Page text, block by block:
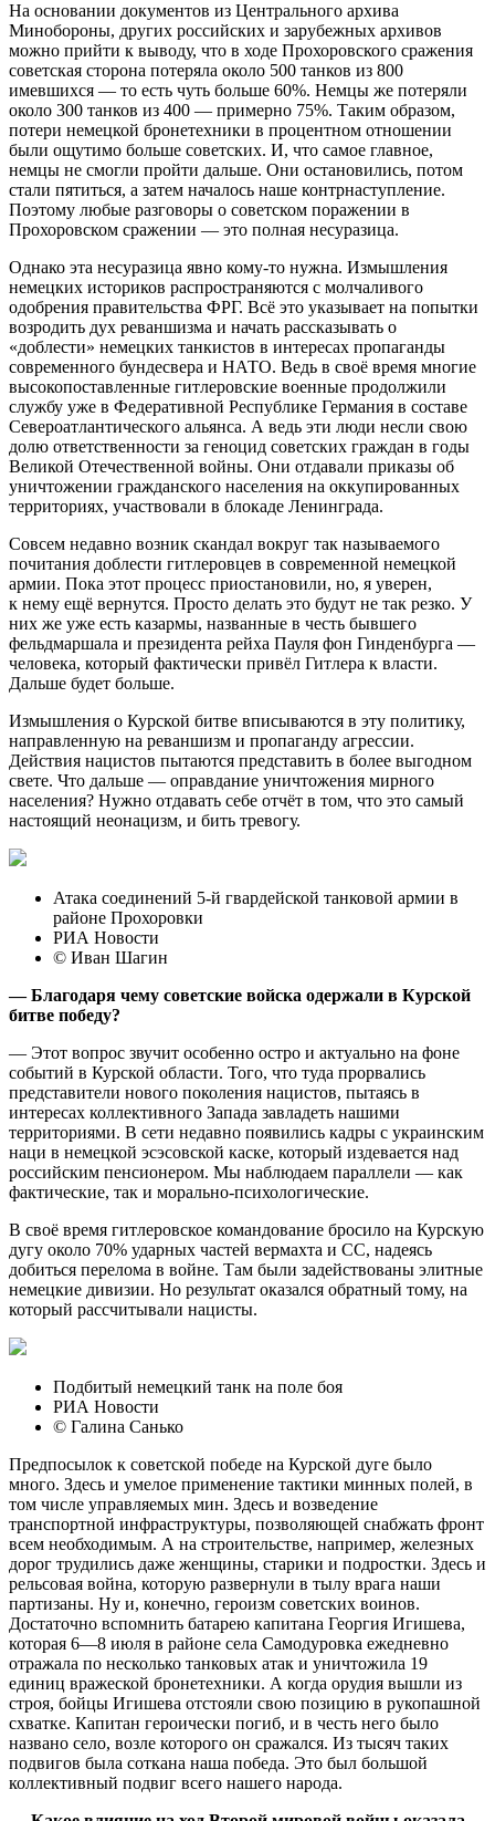
На основании документов из Центрального архива
Минобороны, других российских и зарубежных архивов
можно прийти к выводу, что в ходе Прохоровского сражения
советская сторона потеряла около 500 танков из 800
имевшихся — то есть чуть больше 60%. Немцы же потеряли
около 300 танков из 400 — примерно 75%. Таким образом,
потери немецкой бронетехники в процентном отношении
были ощутимо больше советских. И, что самое главное,
немцы не смогли пройти дальше. Они остановились, потом
стали пятиться, а затем началось наше контрнаступление.
Поэтому любые разговоры о советском поражении в
Прохоровском сражении — это полная несуразица.
Однако эта несуразица явно кому-то нужна. Измышления
немецких историков распространяются с молчаливого
одобрения правительства ФРГ. Всё это указывает на попытки
возродить дух реваншизма и начать рассказывать о
«доблести» немецких танкистов в интересах пропаганды
современного бундесвера и НАТО. Ведь в своё время многие
высокопоставленные гитлеровские военные продолжили
службу уже в Федеративной Республике Германия в составе
Североатлантического альянса. А ведь эти люди несли свою
долю ответственности за геноцид советских граждан в годы
Великой Отечественной войны. Они отдавали приказы об
уничтожении гражданского населения на оккупированных
территориях, участвовали в блокаде Ленинграда.
Совсем недавно возник скандал вокруг так называемого
почитания доблести гитлеровцев в современной немецкой
армии. Пока этот процесс приостановили, но, я уверен,
к нему ещё вернутся. Просто делать это будут не так резко. У
них же уже есть казармы, названные в честь бывшего
фельдмаршала и президента рейха Пауля фон Гинденбурга —
человека, который фактически привёл Гитлера к власти.
Дальше будет больше.
Измышления о Курской битве вписываются в эту политику,
направленную на реваншизм и пропаганду агрессии.
Действия нацистов пытаются представить в более выгодном
свете. Что дальше — оправдание уничтожения мирного
населения? Нужно отдавать себе отчёт в том, что это самый
настоящий неонацизм, и бить тревогу.
Атака соединений 5-й гвардейской танковой армии в
районе Прохоровки
РИА Новости
© Иван Шагин
— Благодаря чему советские войска одержали в Курской
битве победу?
— Этот вопрос звучит особенно остро и актуально на фоне
событий в Курской области. Того, что туда прорвались
представители нового поколения нацистов, пытаясь в
интересах коллективного Запада завладеть нашими
территориями. В сети недавно появились кадры с украинским
наци в немецкой эсэсовской каске, который издевается над
российским пенсионером. Мы наблюдаем параллели — как
фактические, так и морально-психологические.
В своё время гитлеровское командование бросило на Курскую
дугу около 70% ударных частей вермахта и СС, надеясь
добиться перелома в войне. Там были задействованы элитные
немецкие дивизии. Но результат оказался обратный тому, на
который рассчитывали нацисты.
Подбитый немецкий танк на поле боя
РИА Новости
© Галина Санько
Предпосылок к советской победе на Курской дуге было
много. Здесь и умелое применение тактики минных полей, в
том числе управляемых мин. Здесь и возведение
транспортной инфраструктуры, позволяющей снабжать фронт
всем необходимым. А на строительстве, например, железных
дорог трудились даже женщины, старики и подростки. Здесь и
рельсовая война, которую развернули в тылу врага наши
партизаны. Ну и, конечно, героизм советских воинов.
Достаточно вспомнить батарею капитана Георгия Игишева,
которая 6—8 июля в районе села Самодуровка ежедневно
отражала по несколько танковых атак и уничтожила 19
единиц вражеской бронетехники. А когда орудия вышли из
строя, бойцы Игишева отстояли свою позицию в рукопашной
схватке. Капитан героически погиб, и в честь него было
названо село, возле которого он сражался. Из тысяч таких
подвигов была соткана наша победа. Это был большой
коллективный подвиг всего нашего народа.